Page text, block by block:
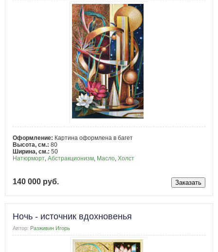
Оформление: Картина оформлена в багет
Высота, см.: 80
Ширина, см.: 50
Натюрморт, Абстракционизм, Масло, Холст
140 000 руб.
Ночь - источник вдохновенья
Автор: Разживин Игорь